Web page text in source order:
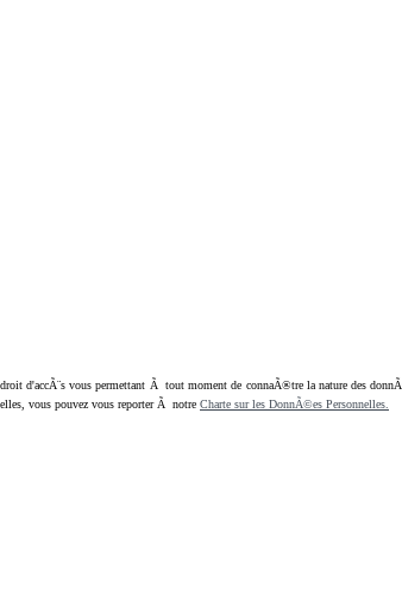
vous permettant Ã tout moment de connaÃ®tre la nature des
vous pouvez vous reporter Ã notre Charte sur les DonnÃ©es Personnelles.